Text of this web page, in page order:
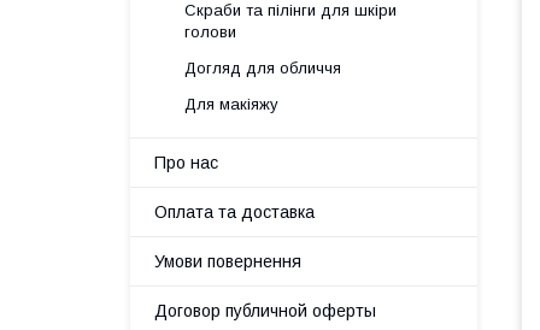
Скраби та пілінги для шкіри
голови
Догляд для обличчя
Для макіяжу
Про нас
Оплата та доставка
Умови повернення
Договор публичной оферты